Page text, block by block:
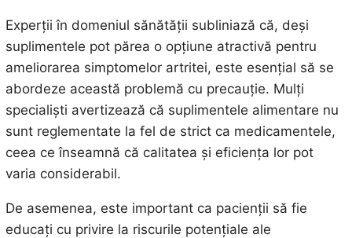
Experții în domeniul sănătății subliniază că, deși
suplimentele pot părea o opțiune atractivă pentru
ameliorarea simptomelor artritei, este esențial să se
abordeze această problemă cu precauție. Mulți
specialiști avertizează că suplimentele alimentare nu
sunt reglementate la fel de strict ca medicamentele,
ceea ce înseamnă că calitatea și eficiența lor pot
varia considerabil.
De asemenea, este important ca pacienții să fie
educați cu privire la riscurile potențiale ale